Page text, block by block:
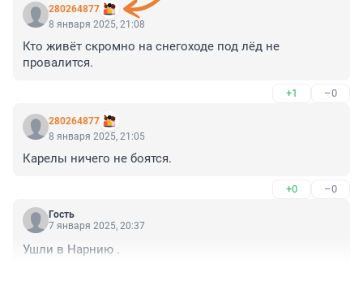
280264877
8 января 2025, 21:08
Кто живёт скромно на снегоходе под лёд не
провалится.
+1 –0
280264877
8 января 2025, 21:05
Карелы ничего не боятся.
+0 –0
Гость
7 января 2025, 20:37
Ушли в Нарнию .